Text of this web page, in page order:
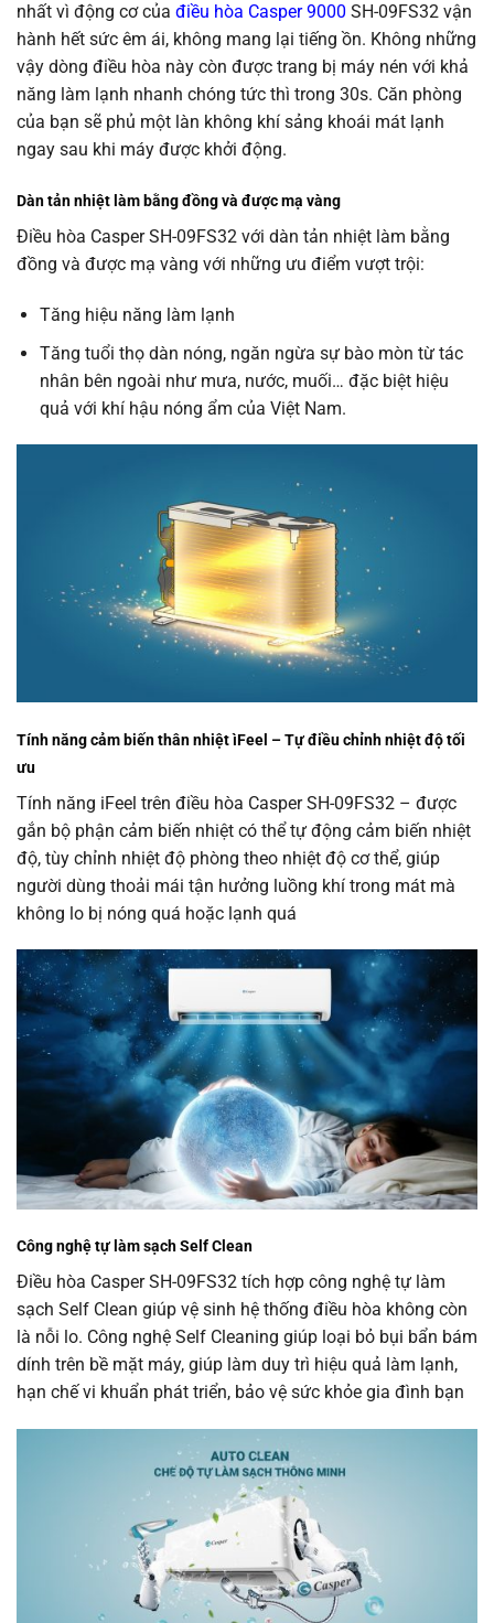
nhất vì động cơ của điều hòa Casper 9000 SH-09FS32 vận
hành hết sức êm ái, không mang lại tiếng ồn. Không những
vậy dòng điều hòa này còn được trang bị máy nén với khả
năng làm lạnh nhanh chóng tức thì trong 30s. Căn phòng
của bạn sẽ phủ một làn không khí sảng khoái mát lạnh
ngay sau khi máy được khởi động.
Dàn tản nhiệt làm bằng đồng và được mạ vàng
Điều hòa Casper SH-09FS32 với dàn tản nhiệt làm bằng
đồng và được mạ vàng với những ưu điểm vượt trội:
Tăng hiệu năng làm lạnh
Tăng tuổi thọ dàn nóng, ngăn ngừa sự bào mòn từ tác
nhân bên ngoài như mưa, nước, muối… đặc biệt hiệu
quả với khí hậu nóng ẩm của Việt Nam.
Tính năng cảm biến thân nhiệt ìFeel – Tự điều chỉnh nhiệt độ tối
ưu
Tính năng iFeel trên điều hòa Casper SH-09FS32 – được
gắn bộ phận cảm biến nhiệt có thể tự động cảm biến nhiệt
độ, tùy chỉnh nhiệt độ phòng theo nhiệt độ cơ thể, giúp
người dùng thoải mái tận hưởng luồng khí trong mát mà
không lo bị nóng quá hoặc lạnh quá
Công nghệ tự làm sạch Self Clean
Điều hòa Casper SH-09FS32 tích hợp công nghệ tự làm
sạch Self Clean giúp vệ sinh hệ thống điều hòa không còn
là nỗi lo. Công nghệ Self Cleaning giúp loại bỏ bụi bẩn bám
dính trên bề mặt máy, giúp làm duy trì hiệu quả làm lạnh,
hạn chế vi khuẩn phát triển, bảo vệ sức khỏe gia đình bạn